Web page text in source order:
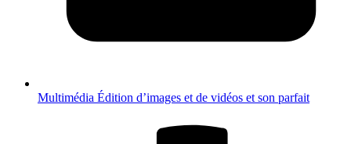
Multimédia Édition d’images et de vidéos et son parfait